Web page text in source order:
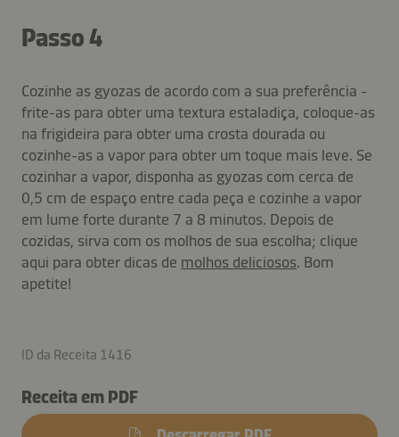
Passo 4
Cozinhe as gyozas de acordo com a sua preferência -
frite-as para obter uma textura estaladiça, coloque-as
na frigideira para obter uma crosta dourada ou
cozinhe-as a vapor para obter um toque mais leve. Se
cozinhar a vapor, disponha as gyozas com cerca de
0,5 cm de espaço entre cada peça e cozinhe a vapor
em lume forte durante 7 a 8 minutos. Depois de
cozidas, sirva com os molhos de sua escolha; clique
aqui para obter dicas de molhos deliciosos. Bom
apetite!
ID da Receita 1416
Receita em PDF